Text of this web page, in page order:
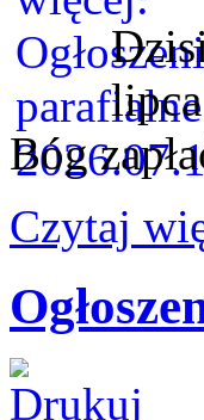
Bóg
Czytaj